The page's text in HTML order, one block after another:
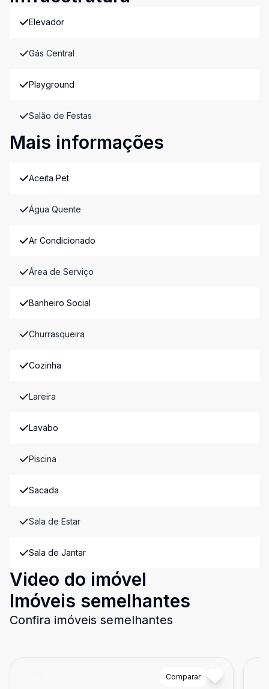
Elevador
Gás Central
Playground
Salão de Festas
Mais informações
Aceita Pet
Água Quente
Ar Condicionado
Área de Serviço
Banheiro Social
Churrasqueira
Cozinha
Lareira
Lavabo
Piscina
Sacada
Sala de Estar
Sala de Jantar
Video do imóvel
Imóveis semelhantes
Confira imóveis semelhantes
Comparar